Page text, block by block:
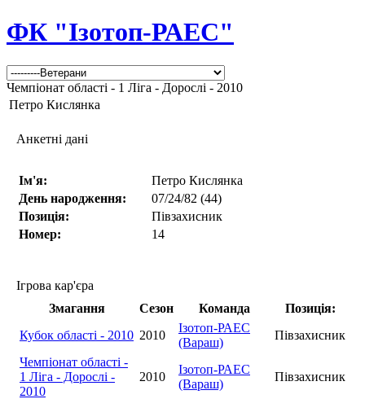
ФК "Ізотоп-РАЕС"
Чемпіонат області - 1 Ліга - Дорослі - 2010
Петро Кислянка
Анкетні дані
Ім'я:
Петро Кислянка
День народження:
07/24/82 (44)
Позиція:
Півзахисник
Номер:
14
Ігрова кар'єра
Змагання
Сезон Команда
Позиція:
Кубок області - 2010 2010
Ізотоп-РАЕС
(Вараш)
Півзахисник
Чемпіонат області -
1 Ліга - Дорослі -
2010
2010
Ізотоп-РАЕС
(Вараш)
Півзахисник